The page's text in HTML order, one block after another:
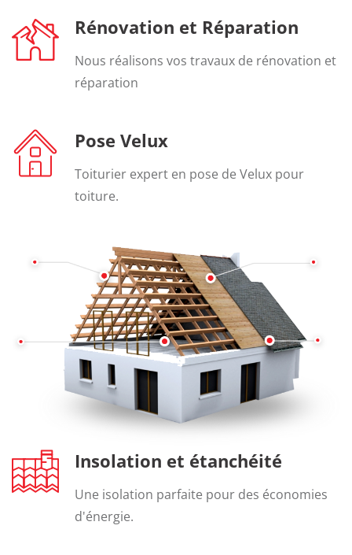
Rénovation et Réparation
Nous réalisons vos travaux de rénovation et
réparation
Pose Velux
Toiturier expert en pose de Velux pour
toiture.
Insolation et étanchéité
Une isolation parfaite pour des économies
d'énergie.